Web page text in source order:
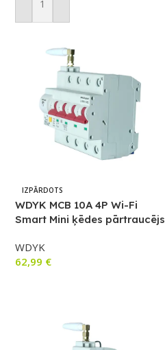
Pievienot Grozam
IZPĀRDOTS
WDYK MCB 10A 4P Wi-Fi
Smart Mini ķēdes pārtraucējs
WDYK
62,99 €